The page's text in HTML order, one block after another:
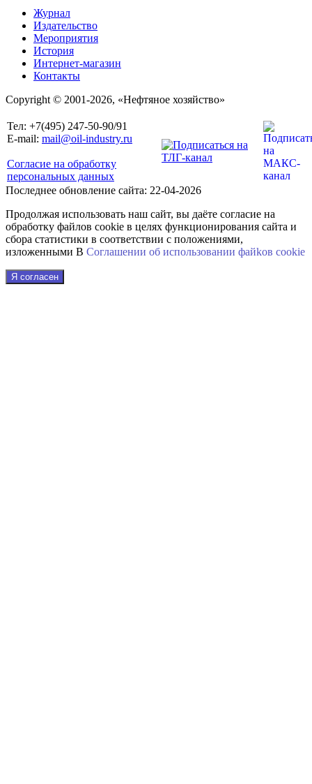
Журнал
Издательство
Мероприятия
История
Интернет-магазин
Контакты
Copyright © 2001-2026, «Нефтяное хозяйство»
Тел: +7(495) 247-50-90/91
E-mail: mail@oil-industry.ru
Согласие на обработку
персональных данных
Последнее обновление сайта: 22-04-2026
Продолжая использовать наш сайт, вы даёте согласие на
обработку файлов cookie в целях функционирования сайта и
сбора статистики в соответствии с положениями,
изложенными В Соглашении об использовании файkов cookie
Я согласен